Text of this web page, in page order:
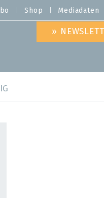
Shop Mediadaten
»